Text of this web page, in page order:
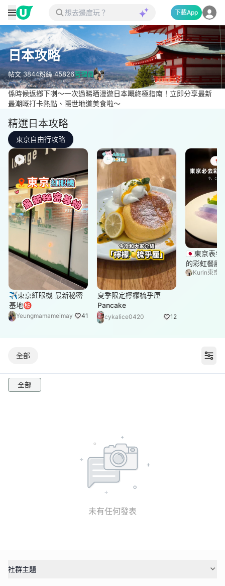
下載App
日本攻略
帖文3844粉絲45826管理員
係時候返鄉下喇～一次過睇晒漫遊日本嘅終極指南！立即分享最新
最潮嘅打卡熱點、隱世地道美食啦～
精選日本攻略
東京自由行攻略
✈️東京紅眼機 最新秘密
基地㊙️
Yeungmamameimay 41
夏季限定檸檬梳乎厘
Pancake
cykalice0420 12
🇯🇵東京表參
的彩虹餐廳
Kurin東京
全部 打
全部
未有任何發表
社群主題